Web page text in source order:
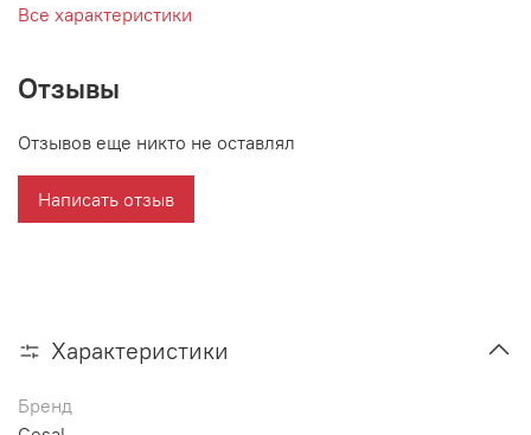
Все характеристики
Отзывы
Отзывов еще никто не оставлял
Написать отзыв
Характеристики
Бренд